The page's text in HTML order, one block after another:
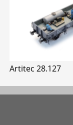
Artitec 28.127